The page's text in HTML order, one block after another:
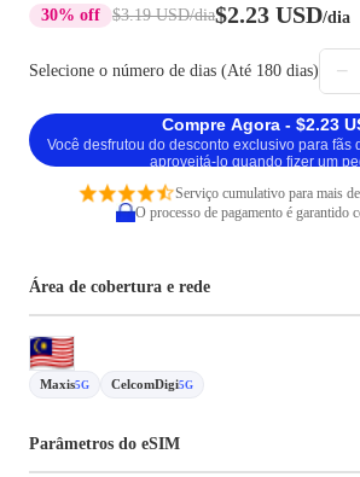
30% off $3.19 USD/dia$2.23 USD/dia
Selecione o número de dias (Até 180 dias) −
Compre Agora - $2.23
Você desfrutou do desconto exclusivo para fãs
aproveitá-lo quando fizer um
Serviço cumulativo para mais
O processo de pagamento é garantido
Área de cobertura e rede
Maxis5G CelcomDigi5G
Parâmetros do eSIM